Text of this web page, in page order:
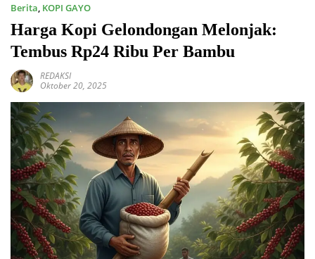
Berita, KOPI GAYO
Harga Kopi Gelondongan Melonjak:
Tembus Rp24 Ribu Per Bambu
REDAKSI
Oktober 20, 2025